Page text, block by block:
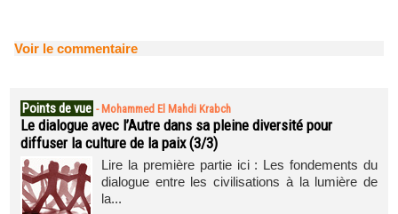
Voir le commentaire
Points de vue - Mohammed El Mahdi Krabch
Le dialogue avec l’Autre dans sa pleine diversité pour
diffuser la culture de la paix (3/3)
Lire la première partie ici : Les fondements du
dialogue entre les civilisations à la lumière de
la...